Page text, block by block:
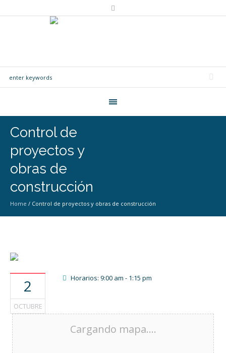
Control de
proyectos y
obras de
construcción
Home / Control de proyectos y obras de construcción
2
OCTUBRE
Horarios: 9:00 am - 1:15 pm
Cargando mapa....